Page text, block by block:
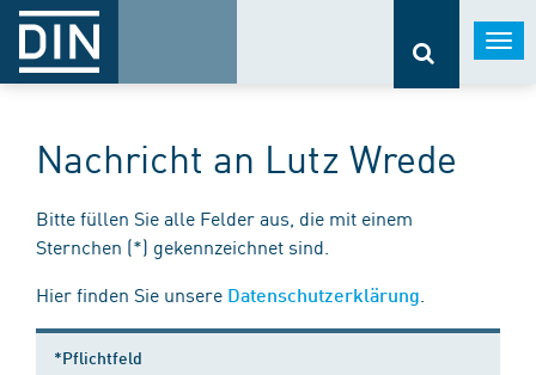
Nachricht an Lutz Wrede
Bitte füllen Sie alle Felder aus, die mit einem
Sternchen (*) gekennzeichnet sind.
Hier finden Sie unsere Datenschutzerklärung
*Pflichtfeld